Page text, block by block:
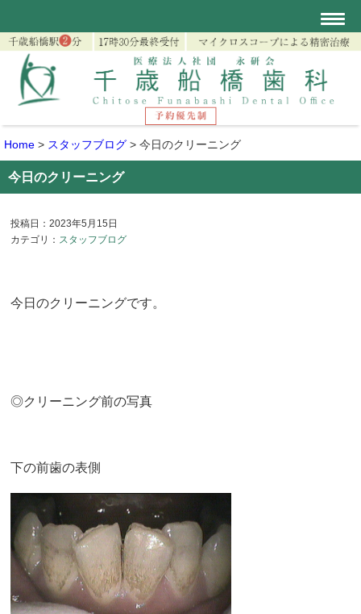
Home > スタッフブログ > 今日のクリーニング
今日のクリーニング
投稿日：2023年5月15日
カテゴリ： スタッフブログ
今日のクリーニングです。
◎クリーニング前の写真
下の前歯の表側